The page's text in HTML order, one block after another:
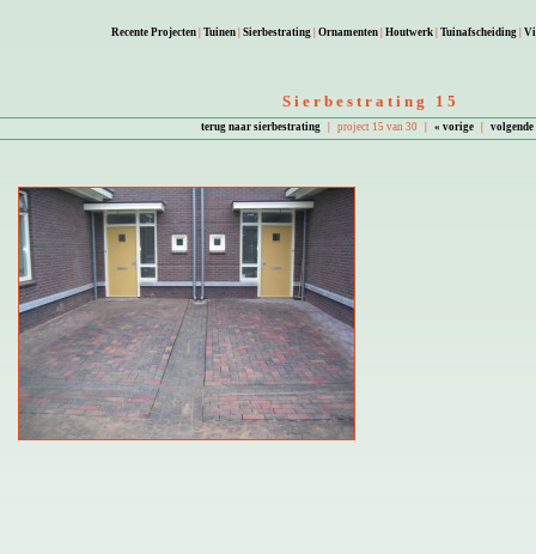
Recente Projecten Tuinen Sierbestrating Ornamenten Houtwerk Tuinafscheiding
Sierbestrating 15
terug naar sierbestrating| project 15 van 30| « vorige| volgende